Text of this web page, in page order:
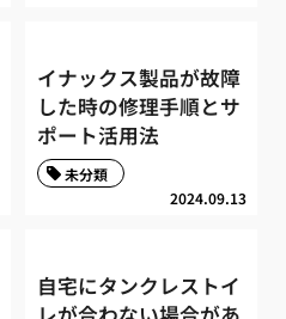
イナックス製品が故障
した時の修理手順とサ
ポート活用法
2024.09.13
未分類
自宅にタンクレストイ